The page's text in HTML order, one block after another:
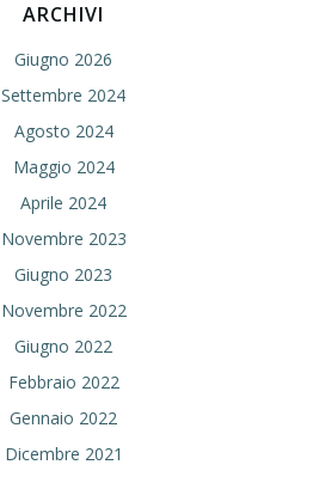
ARCHIVI
Giugno 2026
Settembre 2024
Agosto 2024
Maggio 2024
Aprile 2024
Novembre 2023
Giugno 2023
Novembre 2022
Giugno 2022
Febbraio 2022
Gennaio 2022
Dicembre 2021